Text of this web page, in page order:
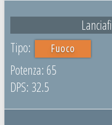
Fuoco
65
32.5